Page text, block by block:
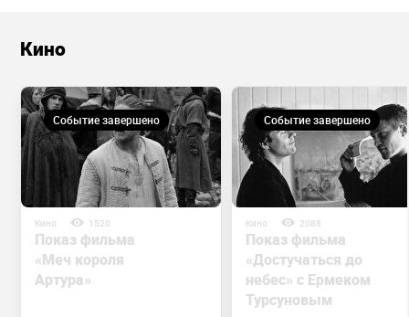
Кино
Событие завершено
Кино 1520
Показ фильма
«Меч короля
Артура»
Событие завершено
Кино 2088
Показ фильма
«Достучаться до
небес» с Ермеком
Турсуновым